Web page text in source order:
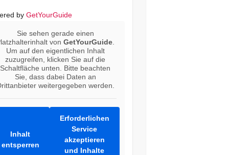
by GetYourGuide
Sie sehen gerade einen
vonGetYourGuide
Um auf den eigentlichen Inhalt
zuzugreifen, klicken Sie auf die
Schaltfläche unten. Bitte beachten
Sie, dass dabei Daten an
weitergegeben werden.
Inhalt
entsperren
Erforderlichen
Service
akzeptieren
und Inhalte